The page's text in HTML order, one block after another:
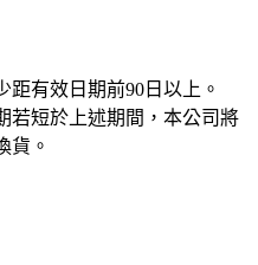
距有效日期前90 日以上。
若短於上述期間，本公司將
貨。